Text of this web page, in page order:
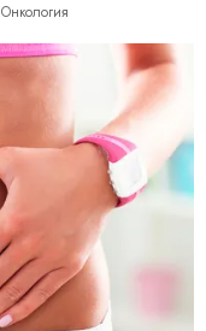
Онкология